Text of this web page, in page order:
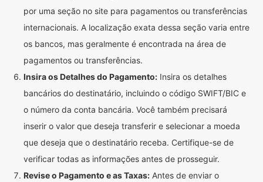
por uma seção no site para pagamentos ou transferências
internacionais. A localização exata dessa seção varia entre
os bancos, mas geralmente é encontrada na área de
pagamentos ou transferências.
Insira os Detalhes do Pagamento: Insira os detalhes
bancários do destinatário, incluindo o código SWIFT/BIC e
o número da conta bancária. Você também precisará
inserir o valor que deseja transferir e selecionar a moeda
que deseja que o destinatário receba. Certifique-se de
verificar todas as informações antes de prosseguir.
Revise o Pagamento e as Taxas: Antes de enviar o